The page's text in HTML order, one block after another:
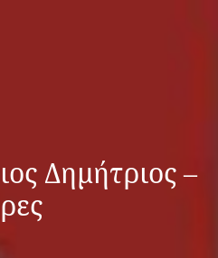
Δημήτριος –